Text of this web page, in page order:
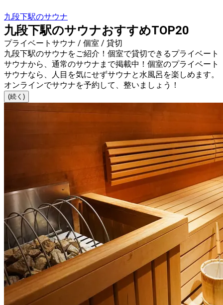
九段下駅のサウナ
九段下駅のサウナおすすめTOP20
プライベートサウナ / 個室 / 貸切
九段下駅のサウナをご紹介！個室で貸切できるプライベート
サウナから、通常のサウナまで掲載中！個室のプライベート
サウナなら、人目を気にせずサウナと水風呂を楽しめます。
オンラインでサウナを予約して、整いましょう！
(続く)